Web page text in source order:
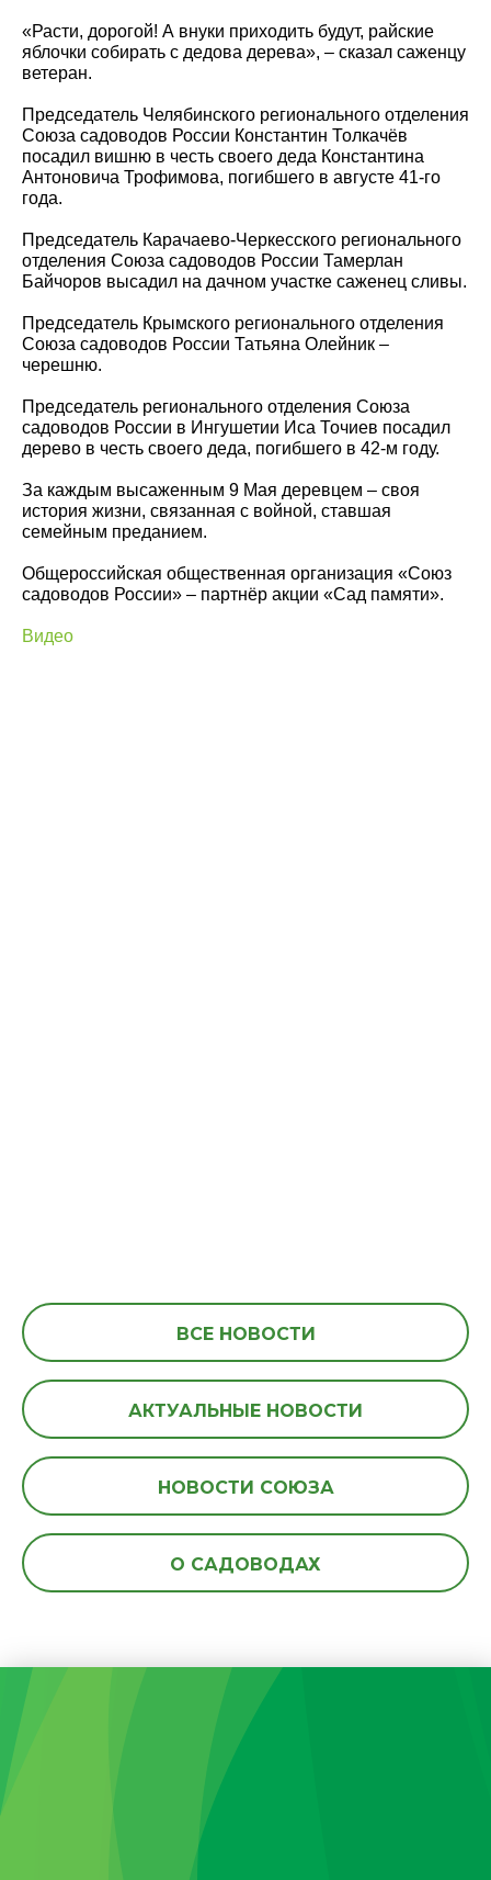
«Расти, дорогой! А внуки приходить будут, райские
яблочки собирать с дедова дерева», – сказал саженцу
ветеран.
Председатель Челябинского регионального отделения
Союза садоводов России Константин Толкачёв
посадил вишню в честь своего деда Константина
Антоновича Трофимова, погибшего в августе 41-го
года.
Председатель Карачаево-Черкесского регионального
отделения Союза садоводов России Тамерлан
Байчоров высадил на дачном участке саженец сливы.
Председатель Крымского регионального отделения
Союза садоводов России Татьяна Олейник –
черешню.
Председатель регионального отделения Союза
садоводов России в Ингушетии Иса Точиев посадил
дерево в честь своего деда, погибшего в 42-м году.
За каждым высаженным 9 Мая деревцем – своя
история жизни, связанная с войной, ставшая
семейным преданием.
Общероссийская общественная организация «Союз
садоводов России» – партнёр акции «Сад памяти».
Видео
ВСЕ НОВОСТИ
АКТУАЛЬНЫЕ НОВОСТИ
НОВОСТИ СОЮЗА
О САДОВОДАХ